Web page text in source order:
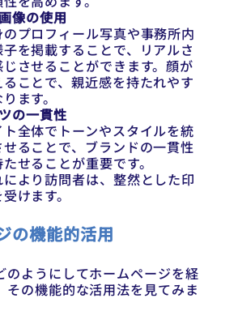
像の使用
のプロフィール写真や事務所内
子を掲載することで、リアルさ
じさせることができます。顔が
ることで、親近感を持たれやす
ます。
の一貫性
ト全体でトーンやスタイルを統
ることで、ブランドの一貫性
せることが重要です。
により訪問者は、整然とした印
けます。
の機能的活用
のようにしてホームページを経
その機能的な活用法を見てみま